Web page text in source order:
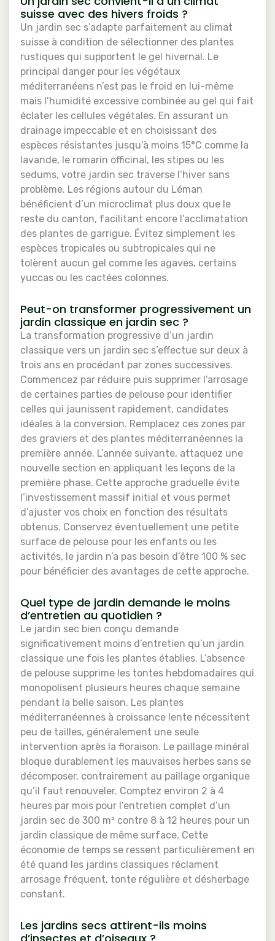
suisse avec des hivers froids ?
Un jardin sec s’adapte parfaitement au climat
suisse à condition de sélectionner des plantes
rustiques qui supportent le gel hivernal. Le
principal danger pour les végétaux
méditerranéens n’est pas le froid en lui-même
mais l’humidité excessive combinée au gel qui fait
éclater les cellules végétales. En assurant un
drainage impeccable et en choisissant des
espèces résistantes jusqu’à moins 15°C comme la
lavande, le romarin officinal, les stipes ou les
sedums, votre jardin sec traverse l’hiver sans
problème. Les régions autour du Léman
bénéficient d’un microclimat plus doux que le
reste du canton, facilitant encore l’acclimatation
des plantes de garrigue. Évitez simplement les
espèces tropicales ou subtropicales qui ne
tolèrent aucun gel comme les agaves, certains
yuccas ou les cactées colonnes.
Peut-on transformer progressivement un
jardin classique en jardin sec ?
La transformation progressive d’un jardin
classique vers un jardin sec s’effectue sur deux à
trois ans en procédant par zones successives.
Commencez par réduire puis supprimer l’arrosage
de certaines parties de pelouse pour identifier
celles qui jaunissent rapidement, candidates
idéales à la conversion. Remplacez ces zones par
des graviers et des plantes méditerranéennes la
première année. L’année suivante, attaquez une
nouvelle section en appliquant les leçons de la
première phase. Cette approche graduelle évite
l’investissement massif initial et vous permet
d’ajuster vos choix en fonction des résultats
obtenus. Conservez éventuellement une petite
surface de pelouse pour les enfants ou les
activités, le jardin n’a pas besoin d’être 100 % sec
pour bénéficier des avantages de cette approche.
Quel type de jardin demande le moins
d’entretien au quotidien ?
Le jardin sec bien conçu demande
significativement moins d’entretien qu’un jardin
classique une fois les plantes établies. L’absence
de pelouse supprime les tontes hebdomadaires qui
monopolisent plusieurs heures chaque semaine
pendant la belle saison. Les plantes
méditerranéennes à croissance lente nécessitent
peu de tailles, généralement une seule
intervention après la floraison. Le paillage minéral
bloque durablement les mauvaises herbes sans se
décomposer, contrairement au paillage organique
qu’il faut renouveler. Comptez environ 2 à 4
heures par mois pour l’entretien complet d’un
jardin sec de 300 m² contre 8 à 12 heures pour un
jardin classique de même surface. Cette
économie de temps se ressent particulièrement en
été quand les jardins classiques réclament
arrosage fréquent, tonte régulière et désherbage
constant.
Les jardins secs attirent-ils moins